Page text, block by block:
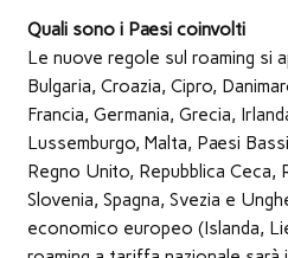
Quali sono i Paesi coinvolti
Le nuove regole sul roaming si
Bulgaria, Croazia, Cipro,
Francia, Germania, Grecia,
Lussemburgo, Malta, Paesi
Regno Unito, Repubblica Ceca,
Slovenia, Spagna, Svezia e
economico europeo (Islanda,